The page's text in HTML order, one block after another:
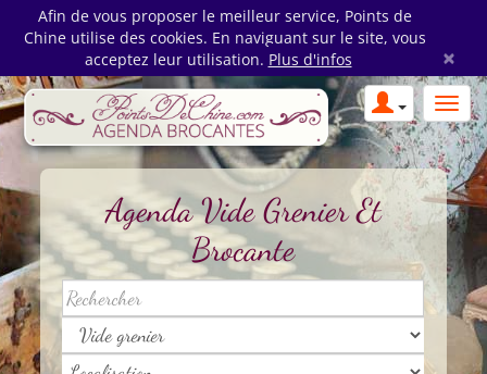
Afin de vous proposer le meilleur service, Points de
Chine utilise des cookies. En naviguant sur le site, vous
acceptez leur utilisation. Plus d'infos ×
Agenda Vide Grenier Et
Brocante